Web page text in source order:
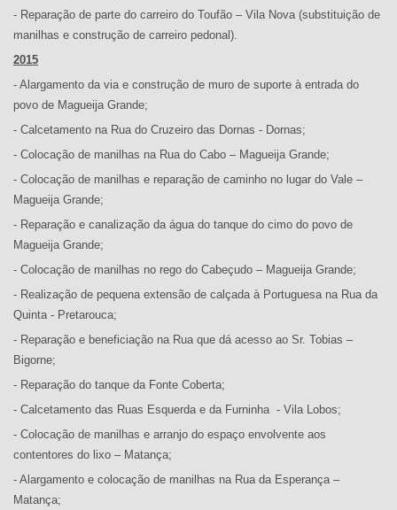
- Reparação de parte do carreiro do Toufão – Vila Nova (substituição de
manilhas e construção de carreiro pedonal).
2015
- Alargamento da via e construção de muro de suporte à entrada do
povo de Magueija Grande;
- Calcetamento na Rua do Cruzeiro das Dornas - Dornas;
- Colocação de manilhas na Rua do Cabo – Magueija Grande;
- Colocação de manilhas e reparação de caminho no lugar do Vale –
Magueija Grande;
- Reparação e canalização da água do tanque do cimo do povo de
Magueija Grande;
- Colocação de manilhas no rego do Cabeçudo – Magueija Grande;
- Realização de pequena extensão de calçada à Portuguesa na Rua da
Quinta - Pretarouca;
- Reparação e beneficiação na Rua que dá acesso ao Sr. Tobias –
Bigorne;
- Reparação do tanque da Fonte Coberta;
- Calcetamento das Ruas Esquerda e da Furninha - Vila Lobos;
- Colocação de manilhas e arranjo do espaço envolvente aos
contentores do lixo – Matança;
- Alargamento e colocação de manilhas na Rua da Esperança –
Matança;